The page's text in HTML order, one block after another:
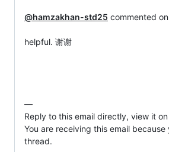
@hamzakhan-std25 commented
helpful. 谢谢
—
Reply to this email directly, view it
You are receiving this email
thread.